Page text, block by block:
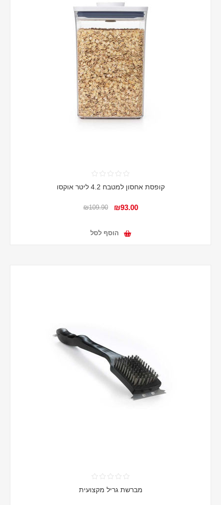
קופסת אחסון למטבח 4.2 ליטר אוקסו
₪93.00
₪109.90
הוסף לסל
מברשת גריל מקצועית